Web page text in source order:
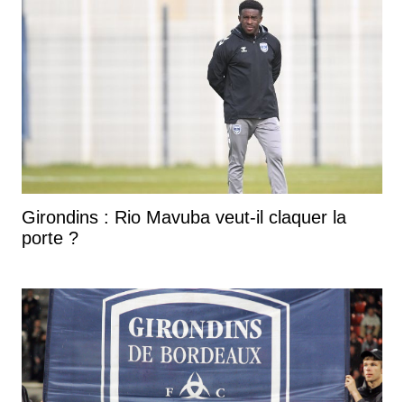
Girondins : Rio Mavuba veut-il claquer la
porte ?